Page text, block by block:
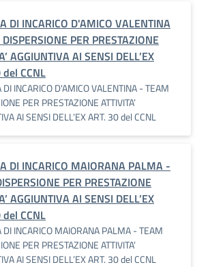
DI INCARICO D'AMICO VALENTINA
PER PRESTAZIONE
AGGIUNTIVA AI SENSI DELL’EX
CCNL
DI INCARICO D'AMICO VALENTINA - TEAM
PER PRESTAZIONE ATTIVITA’
AI SENSI DELL’EX ART. 30 del CCNL
DI INCARICO MAIORANA PALMA -
PER PRESTAZIONE
AGGIUNTIVA AI SENSI DELL’EX
CCNL
DI INCARICO MAIORANA PALMA - TEAM
PER PRESTAZIONE ATTIVITA’
AI SENSI DELL’EX ART. 30 del CCNL